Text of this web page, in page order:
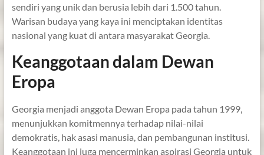
sendiri yang unik dan berusia lebih dari 1.500 tahun.
Warisan budaya yang kaya ini menciptakan identitas
nasional yang kuat di antara masyarakat Georgia.
Keanggotaan dalam Dewan
Eropa
Georgia menjadi anggota Dewan Eropa pada tahun 1999,
menunjukkan komitmennya terhadap nilai-nilai
demokratis, hak asasi manusia, dan pembangunan institusi.
Keanggotaan ini juga mencerminkan aspirasi Georgia untuk